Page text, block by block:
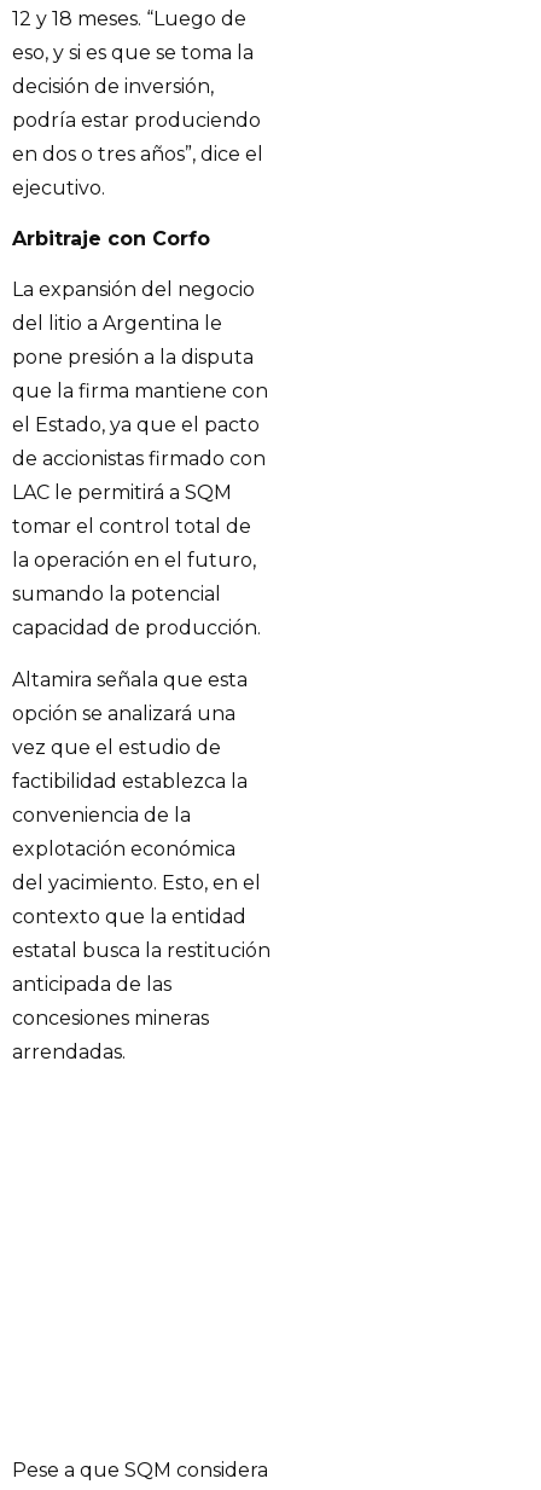
12 y 18 meses. “Luego de
eso, y si es que se toma la
decisión de inversión,
podría estar produciendo
en dos o tres años”, dice el
ejecutivo.
Arbitraje con Corfo
La expansión del negocio
del litio a Argentina le
pone presión a la disputa
que la firma mantiene con
el Estado, ya que el pacto
de accionistas firmado con
LAC le permitirá a SQM
tomar el control total de
la operación en el futuro,
sumando la potencial
capacidad de producción.
Altamira señala que esta
opción se analizará una
vez que el estudio de
factibilidad establezca la
conveniencia de la
explotación económica
del yacimiento. Esto, en el
contexto que la entidad
estatal busca la restitución
anticipada de las
concesiones mineras
arrendadas.
Pese a que SQM considera